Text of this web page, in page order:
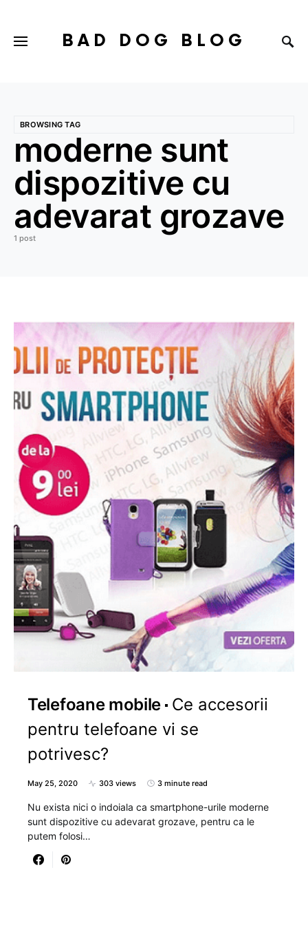
BAD DOG BLOG
BROWSING TAG
moderne sunt
dispozitive cu
adevarat grozave
1 post
Telefoane mobile Ce accesorii
pentru telefoane vi se
potrivesc?
May 25, 2020 303 views 3 minute read
Nu exista nici o indoiala ca smartphone-urile moderne
sunt dispozitive cu adevarat grozave, pentru ca le
putem folosi…